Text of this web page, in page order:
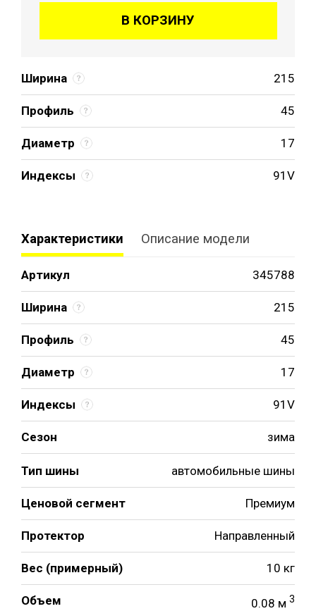
Ширина 215
Профиль 45
Диаметр 17
Индексы 91V
В КОРЗИНУ
Характеристики Описание модели
Артикул 345788
Ширина 215
Профиль 45
Диаметр 17
Индексы 91V
Сезон зима
Тип шины автомобильные шины
Ценовой сегмент Премиум
Протектор Направленный
Вес (примерный) 10 кг
Объем 0.08 м 3